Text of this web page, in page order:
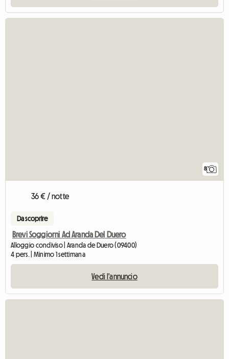
8
36 € / notte
Da scoprire
Brevi Soggiorni Ad Aranda Del Duero
Alloggio condiviso | Aranda de Duero (09400)
4 pers. | Minimo 1 settimana
Vedi l'annuncio